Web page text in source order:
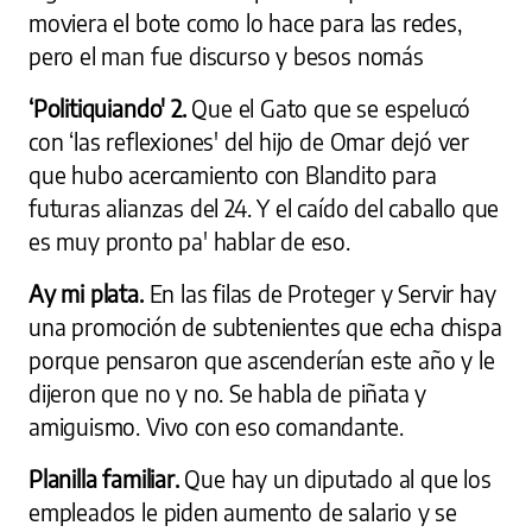
moviera el bote como lo hace para las redes,
pero el man fue discurso y besos nomás
‘Politiquiando' 2. Que el Gato que se espelucó
con ‘las reflexiones' del hijo de Omar dejó ver
que hubo acercamiento con Blandito para
futuras alianzas del 24. Y el caído del caballo que
es muy pronto pa' hablar de eso.
Ay mi plata. En las filas de Proteger y Servir hay
una promoción de subtenientes que echa chispa
porque pensaron que ascenderían este año y le
dijeron que no y no. Se habla de piñata y
amiguismo. Vivo con eso comandante.
Planilla familiar. Que hay un diputado al que los
empleados le piden aumento de salario y se